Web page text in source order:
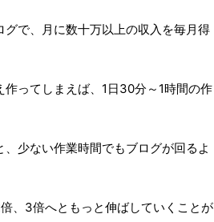
で、月に数十万以上の収入を毎月得
ってしまえば、1日30分～1時間の作
少ない作業時間でもブログが回るよ
、3倍へともっと伸ばしていくことが